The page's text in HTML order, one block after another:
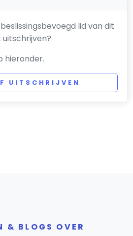
lid van dit
hieronder.
UITSCHRIJVEN
& BLOGS OVER